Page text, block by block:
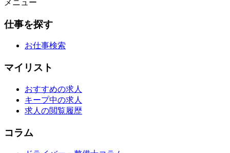
メニュー
仕事を探す
お仕事検索
マイリスト
おすすめの求人
キープ中の求人
求人の閲覧履歴
コラム